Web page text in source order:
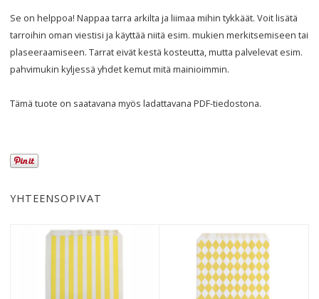
Se on helppoa! Nappaa tarra arkilta ja liimaa mihin tykkäät. Voit lisätä
tarroihin oman viestisi ja käyttää niitä esim. mukien merkitsemiseen tai
plaseeraamiseen. Tarrat eivät kestä kosteutta, mutta palvelevat esim.
pahvimukin kyljessä yhdet kemut mitä mainioimmin.
Tämä tuote on saatavana myös ladattavanaPDF-tiedostona.
YHTEENSOPIVAT